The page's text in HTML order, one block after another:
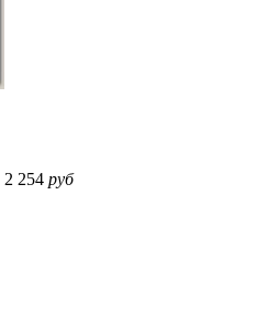
2 254 руб